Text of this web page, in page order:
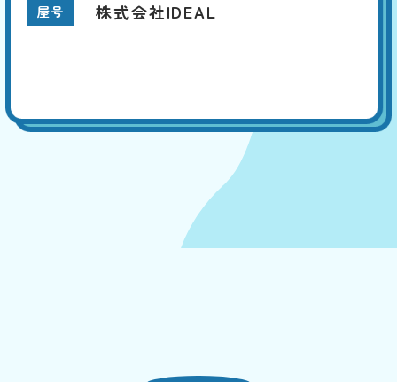
屋号 株式会社IDEAL